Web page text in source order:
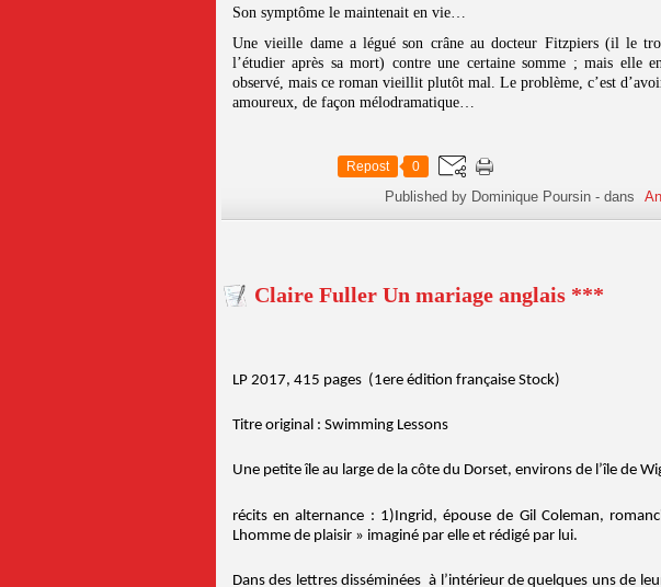
Son symptôme le maintenait en vie…
Une vieille dame a légué son crâne au docteur Fitzpiers (il le
l’étudier après sa mort) contre une certaine somme ; mais elle
observé, mais ce roman vieillit plutôt mal. Le problème, c’est
amoureux, de façon mélodramatique…
Repost 0
Published by Dominique Poursin -dans
Claire Fuller Un mariage anglais ***
LP 2017, 415 pages (1ere édition française Stock)
Titre original : Swimming Lessons
Une petite île au large de la côte du Dorset, environs de l’île de
récits en alternance : 1)Ingrid, épouse de Gil Coleman,
Lhomme de plaisir » imaginé par elle et rédigé par lui.
Dans des lettres disséminées à l’intérieur de quelques uns de